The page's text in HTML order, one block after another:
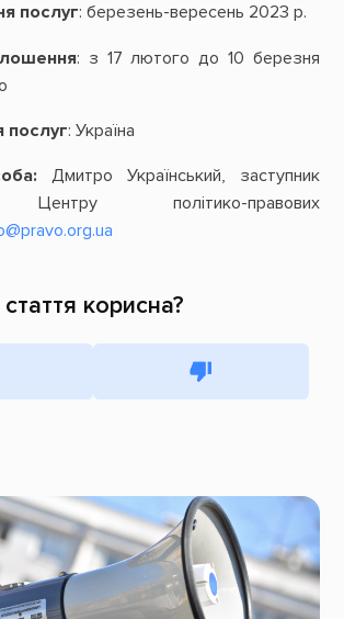
послуг: березень-вересень 2023 р.
: з 17 лютого до 10 березня
послуг: Україна
Дмитро Український, заступник
політико-правових
корисна?